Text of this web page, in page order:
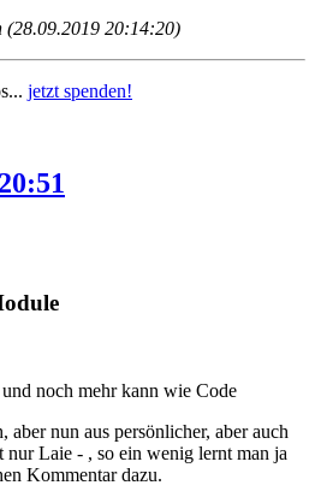
(28.09.2019 20:14:20)
jetzt spenden!
und noch mehr kann wie Code
nun aus persönlicher, aber auch
Laie - , so ein wenig lernt man ja
Kommentar dazu.